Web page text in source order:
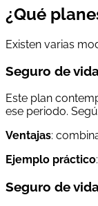
¿Qué
Existen varias
Seguro de
Este plan
ese periodo.
Ventajas:
Ejemplo práctico
Seguro de